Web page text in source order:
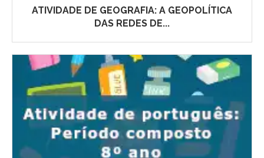
ATIVIDADE DE GEOGRAFIA: A GEOPOLÍTICA
DAS REDES DE...